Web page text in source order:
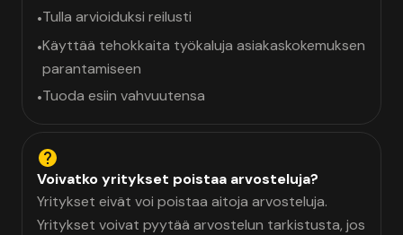
•Tulla arvioiduksi reilusti
•Käyttää tehokkaita työkaluja asiakaskokemuksen
parantamiseen
•Tuoda esiin vahvuutensa
Voivatko yritykset poistaa arvosteluja?
Yritykset eivät voi poistaa aitoja arvosteluja.
Yritykset voivat pyytää arvostelun tarkistusta, jos